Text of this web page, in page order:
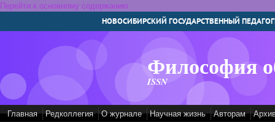
Перейти к основному содержанию
НОВОСИБИРСКИЙ ГОСУДАРСТВЕННЫЙ
Философия
ISSN
Главная Редколлегия О журнале Научная жизнь Авторам